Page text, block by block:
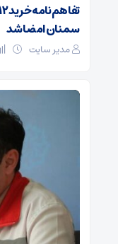
سمنان امضا شد
مدیر سایت